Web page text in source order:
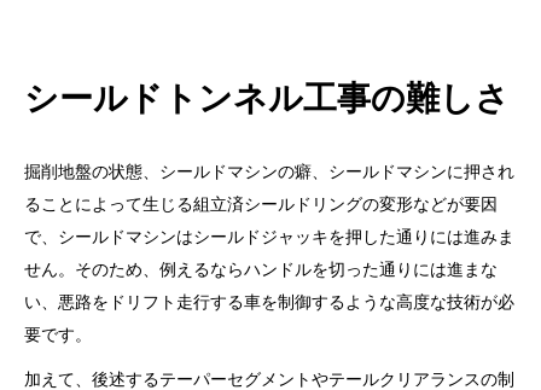
シールドトンネル工事の難しさ
掘削地盤の状態、シールドマシンの癖、シールドマシンに押され
ることによって生じる組立済シールドリングの変形などが要因
で、シールドマシンはシールドジャッキを押した通りには進みま
せん。そのため、例えるならハンドルを切った通りには進まな
い、悪路をドリフト走行する車を制御するような高度な技術が必
要です。
加えて、後述するテーパーセグメントやテールクリアランスの制